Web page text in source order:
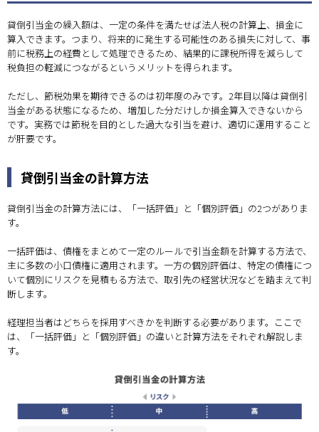
貸倒引当金の繰入額は、一定の条件を満たせば法人税の計算上、損金に
算入できます。つまり、将来的に発生する可能性のある損失に対して、事
前に税務上の経費として処理できるため、結果的に課税所得を減らして
税負担の軽減につながるというメリットを得られます。
ただし、節税効果を期待できるのは初年度のみです。2年目以降は貸倒引
当金がある状態になるため、増加した分だけしか損金算入できないから
です。実務では節税を目的とした過大な引当を避け、適切に運用すること
が肝要です。
貸倒引当金の計算方法
貸倒引当金の計算方法には、「一括評価」と「個別評価」の2つがありま
す。
一括評価は、債権をまとめて一定のルールで引当金額を計算する方法で、
主に多数の小口債権に適用されます。一方の個別評価は、特定の債権につ
いて個別にリスクを見積もる方法で、取引先の経営状況などを踏まえて判
断します。
経理担当者はどちらを採用すべきかを判断する必要があります。ここで
は、「一括評価」と「個別評価」の違いと計算方法をそれぞれ解説しま
す。